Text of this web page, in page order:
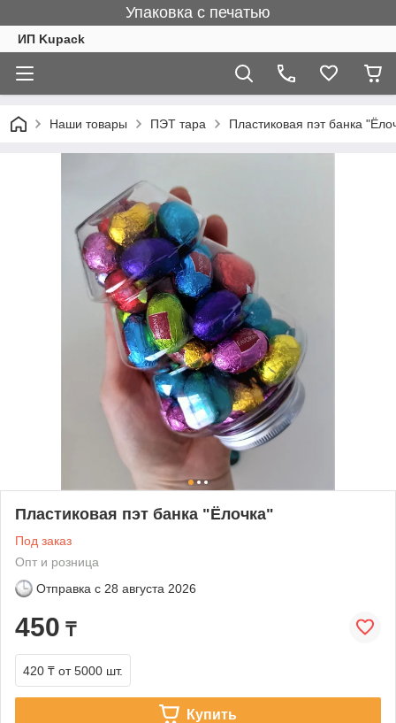
Упаковка с печатью
ИП Kupack
Наши товары ПЭТ тара Пластиковая пэт банка
Пластиковая пэт банка "Ёлочка"
Под заказ
Опт и розница
Отправка с 28 августа 2026
450 ₸
420 ₸ от 5000 шт.
Купить